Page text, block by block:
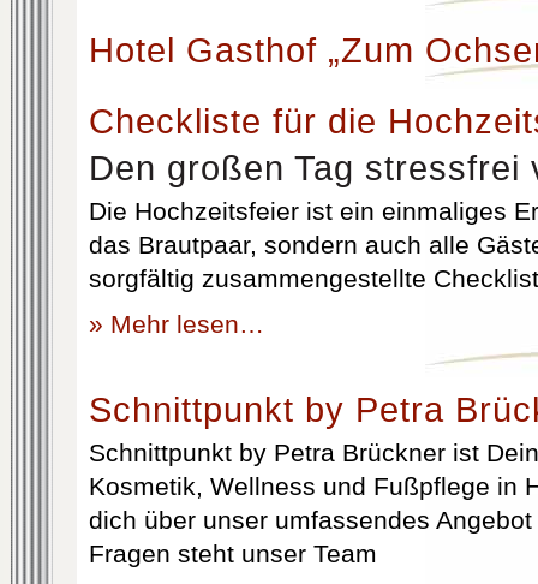
Hotel Gasthof „Zum
Checkliste für die
Den großen Tag stressfrei
Die Hochzeitsfeier ist ein einmaliges
das Brautpaar, sondern auch alle
sorgfältig zusammengestellte
» Mehr lesen…
Schnittpunkt by Petra
Schnittpunkt by Petra Brückner ist
Kosmetik, Wellness und Fußpflege in
dich über unser umfassendes
Fragen steht unser Team